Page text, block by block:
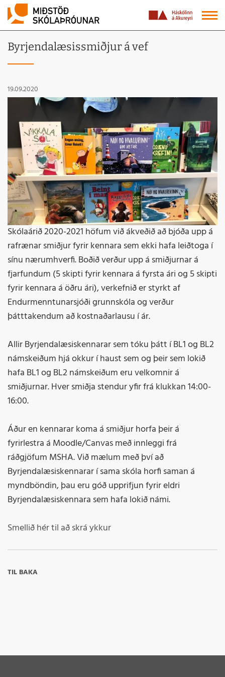
Byrjendalæsissmiðjur á vef
19.09.2020
Skólaárið 2020-2021 höfum við ákveðið að bjóða upp á
rafrænar smiðjur fyrir kennara sem ekki hafa leiðtoga í
sínu nærumhverfi. Boðið verður upp á smiðjurnar á
fjarfundum (5 skipti fyrir kennara á fyrsta ári og 5 skipti
fyrir kennara á öðru ári), verkefnið er styrkt af
Endurmenntunarsjóði grunnskóla og verður
þátttakendum að kostnaðarlausu í ár.
Allir Byrjendalæsiskennarar sem tóku þátt í BL1 og BL2
námskeiðum hjá okkur í haust sem og þeir sem lokið
hafa BL1 og BL2 námskeiðum eru velkomnir á
smiðjurnar. Hver smiðja stendur yfir frá klukkan 14:00-
16:00.
Áður en kennarar koma á smiðjur horfa þeir á
fyrirlestra á Moodle/Canvas með innleggi frá
ráðgjöfum MSHA. Við mælum með því að
Byrjendalæsiskennarar í sama skóla horfi saman á
myndböndin, þau eru góð upprifjun fyrir eldri
Byrjendalæsiskennara sem hafa lokið námi.
Smellið hér til að skrá ykkur
TIL BAKA